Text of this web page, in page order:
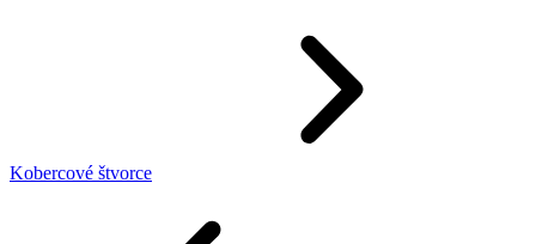
Kobercové štvorce